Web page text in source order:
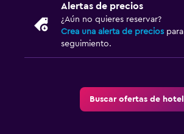
Alertas de precios
¿Aún no quieres reservar?
Crea una alerta de precios
seguimiento.
Buscar ofertas de hotel